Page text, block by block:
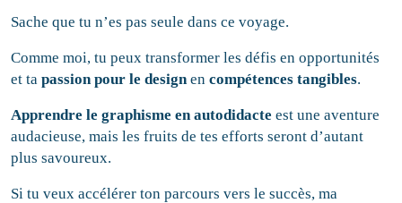
Sache que tu n’es pas seule dans ce voyage.
Comme moi, tu peux transformer les défis en opportunités
et tapassion pour le designencompétences tangibles.
Apprendre le graphisme en autodidacte est une aventure
audacieuse, mais les fruits de tes efforts seront d’autant
plus savoureux.
Si tu veux accélérer ton parcours vers le succès, ma